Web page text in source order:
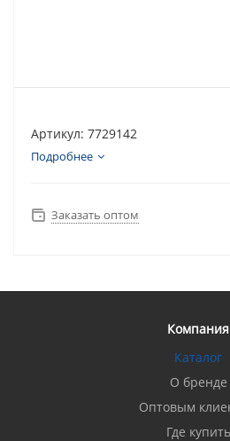
Артикул: 7729142
Подробнее
Заказать оптом
Компания
Каталог
О бренде
Оптовым
Где купить